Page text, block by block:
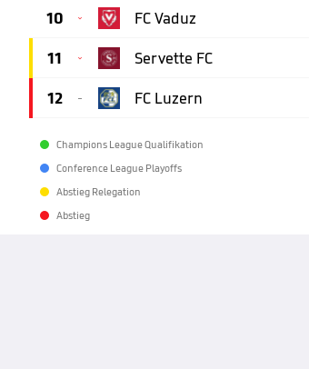
10  FC Vaduz
11  Servette FC
12  FC Luzern
Champions League Qualifikation
Conference League Playoffs
Abstieg Relegation
Abstieg